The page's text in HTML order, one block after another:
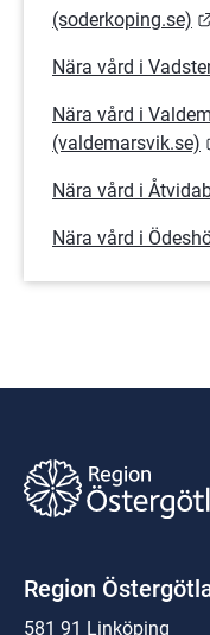
(soderkoping.se)
Nära vård i
Nära vård i
(valdemarsvik.se)
Nära vård i
Nära vård i
Region
581 91 Linköping